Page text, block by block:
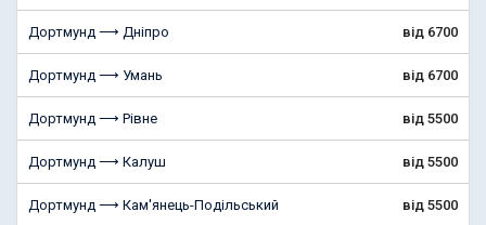
Дортмунд ⟶ Дніпро від 6700
Дортмунд ⟶ Умань від 6700
Дортмунд ⟶ Рівне від 5500
Дортмунд ⟶ Калуш від 5500
Дортмунд ⟶ Кам'янець-Подільський від 5500